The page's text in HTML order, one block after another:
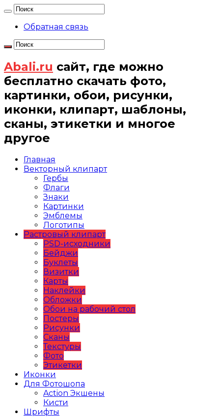
Обратная связь
Abali.ru сайт, где можно
бесплатно скачать фото,
картинки, обои, рисунки,
иконки, клипарт, шаблоны,
сканы, этикетки и многое
другое
Главная
Векторный клипарт
Гербы
Флаги
Знаки
Картинки
Эмблемы
Логотипы
Растровый клипарт
PSD-исходники
Бейджи
Буклеты
Визитки
Карты
Наклейки
Обложки
Обои на рабочий стол
Постеры
Рисунки
Сканы
Текстуры
Фото
Этикетки
Иконки
Для Фотошопа
Action Экшены
Кисти
Шрифты